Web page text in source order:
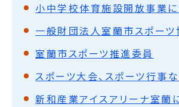
小中学校体育施設開放事業に
一般財団法人室蘭市スポーツ
室蘭市スポーツ推進委員